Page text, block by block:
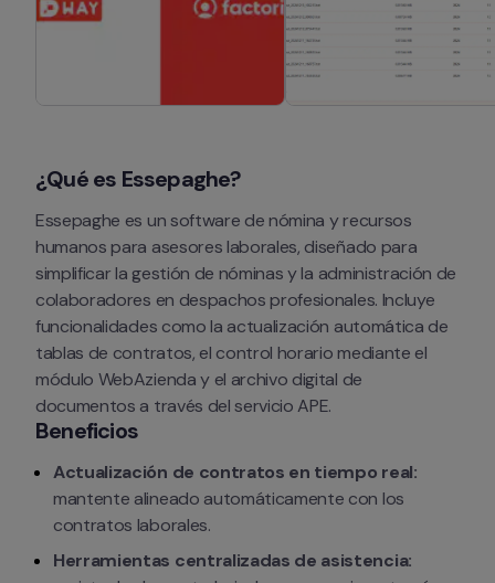
¿Qué es Essepaghe?
Essepaghe es un software de nómina y recursos
humanos para asesores laborales, diseñado para
simplificar la gestión de nóminas y la administración de
colaboradores en despachos profesionales. Incluye
funcionalidades como la actualización automática de
tablas de contratos, el control horario mediante el
módulo WebAzienda y el archivo digital de
documentos a través del servicio APE.
Beneficios
Actualización de contratos en tiempo real:
mantente alineado automáticamente con los
contratos laborales.
Herramientas centralizadas de asistencia: